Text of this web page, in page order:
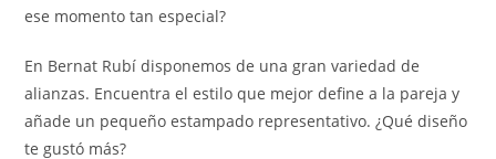
ese momento tan especial?
En Bernat Rubí disponemos de una gran variedad de
alianzas. Encuentra el estilo que mejor define a la pareja y
añade un pequeño estampado representativo. ¿Qué diseño
te gustó más?